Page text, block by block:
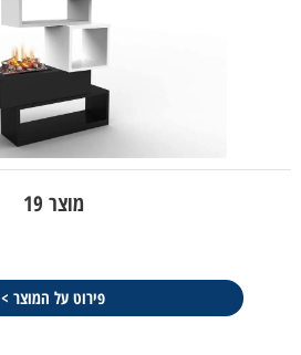
מוצר 19
פירוט על המוצר >